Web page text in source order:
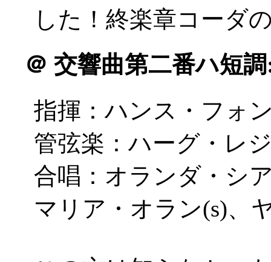
した！終楽章コーダ
＠ 交響曲第二番ハ短
指揮：ハンス・フォ
管弦楽：ハーグ・レ
合唱：オランダ・シ
マリア・オラン(s)、